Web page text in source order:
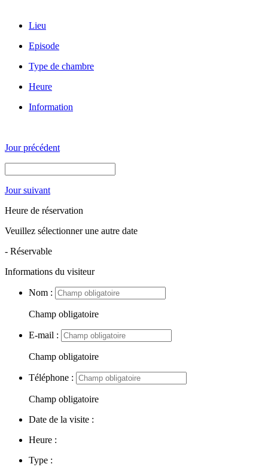
Lieu
Episode
Type de chambre
Heure
Information
Jour précédent
Jour suivant
Heure de réservation
Veuillez sélectionner une autre date
- Réservable
Informations du visiteur
Nom :
Champ obligatoire
E-mail :
Champ obligatoire
Téléphone :
Champ obligatoire
Date de la visite :
Heure :
Type :